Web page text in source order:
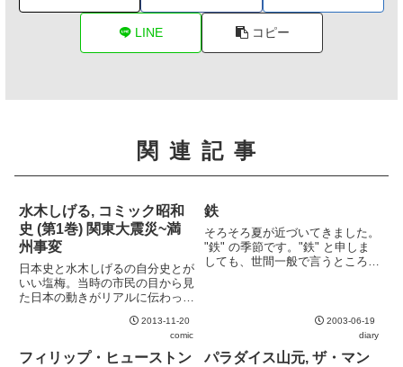
LINE コピー
関連記事
水木しげる, コミック昭和
史 (第1巻) 関東大震災~満
州事変
日本史と水木しげるの自分史とが
いい塩梅。当時の市民の目から見
た日本の動きがリアルに伝わって
言ったおなじみのキャラクターも
2013-11-20
comic
鉄
そろそろ夏が近づいてきました。
"鉄" の季節です。"鉄" と申しま
しても、世間一般で言うところの
きてからもう2年になりますが、
2003-06-19
diary
フィリップ・ヒューストン
パラダイス山元, ザ・マン